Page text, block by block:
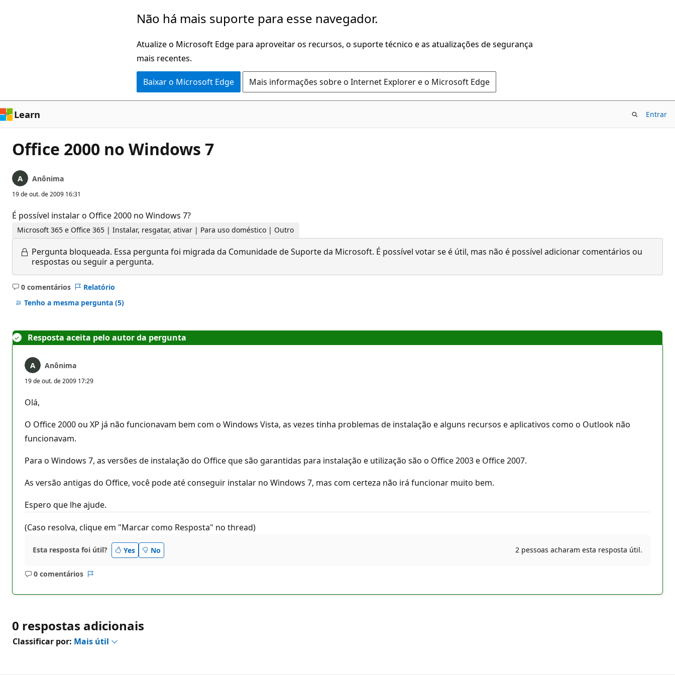
Não há mais suporte para esse navegador.
Atualize o Microsoft Edge para aproveitar os recursos, o suporte técnico e as atualizações de segurança
mais recentes.
Baixar o Microsoft Edge Mais informações sobre o Internet Explorer e o Microsoft Edge
Learn Entrar
Office 2000 no Windows 7
Anônima
19 de out. de 2009 16:31
É possível instalar o Office 2000 no Windows 7?
Microsoft 365 e Office 365 | Instalar, resgatar, ativar | Para uso doméstico | Outro
Pergunta bloqueada. Essa pergunta foi migrada da Comunidade de Suporte da Microsoft. É possível votar se é útil, mas não é possível adicionar comentários ou
respostas ou seguir a pergunta.
0 comentários
Sem
comentários
Relatório
Tenho a mesma pergunta (5)
Resposta aceita pelo autor da pergunta
Anônima
19 de out. de 2009 17:29
Olá,
O Office 2000 ou XP já não funcionavam bem com o Windows Vista, as vezes tinha problemas de instalação e alguns recursos e aplicativos como o Outlook não
funcionavam.
Para o Windows 7, as versões de instalação do Office que são garantidas para instalação e utilização são o Office 2003 e Office 2007.
As versão antigas do Office, você pode até conseguir instalar no Windows 7, mas com certeza não irá funcionar muito bem.
Espero que lhe ajude.
(Caso resolva, clique em "Marcar como Resposta" no thread)
Esta resposta foi útil? Yes No 2 pessoas acharam esta resposta útil.
0 comentários
Sem
0 respostas adicionais
Classificar por: Mais útil